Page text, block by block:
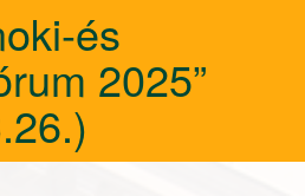
és
2025”